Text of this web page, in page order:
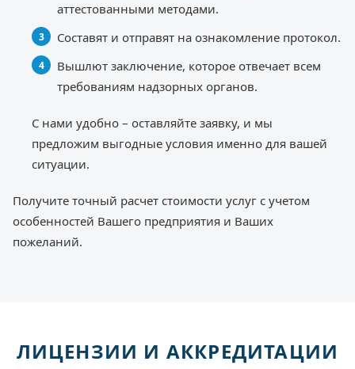
аттестованными методами.
Составят и отправят на ознакомление протокол.
Вышлют заключение, которое отвечает всем
требованиям надзорных органов.
С нами удобно – оставляйте заявку, и мы
предложим выгодные условия именно для вашей
ситуации.
Получите точный расчет стоимости услуг с учетом
особенностей Вашего предприятия и Ваших
пожеланий.
ЛИЦЕНЗИИ И АККРЕДИТАЦИИ